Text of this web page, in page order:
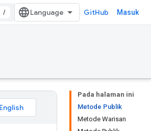
/ GitHub Masuk
Pada halaman ini
Metode Publik
Metode Warisan